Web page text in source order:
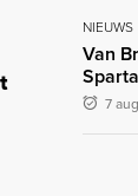
NIEUWS
Van
7